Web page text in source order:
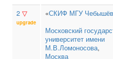
2 ▽
upgrade
«СКИФ МГУ Чебышёв
Московский
университет имени
М.В.Ломоносова,
Москва